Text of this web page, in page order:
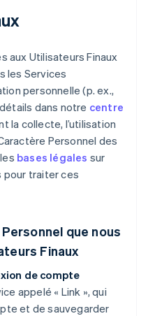
aux Utilisateurs Finaux
les Services
personnelle (p. ex.,
dans notre centre
la collecte, l’utilisation
Personnel des
bases légales sur
pour traiter ces
que nous
Finaux
de compte
appelé « Link », qui
et de sauvegarder